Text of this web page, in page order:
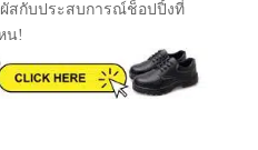
สกับประสบการณ์ช็อปปิ้งที่
น!